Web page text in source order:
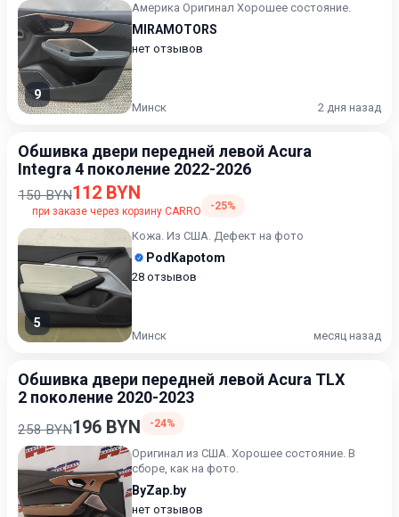
9
Америка Оригинал Хорошее состояние.
MIRAMOTORS
нет отзывов
Минск 2 дня назад
Обшивка двери передней левой Acura
Integra 4 поколение 2022-2026
150 BYN112 BYN
при заказе через корзину CARRO -25%
5
Кожа. Из США. Дефект на фото
PodKapotom
28 отзывов
Минск месяц назад
Обшивка двери передней левой Acura TLX
2 поколение 2020-2023
258 BYN196 BYN -24%
Оригинал из США. Хорошее состояние. В
сборе, как на фото.
ByZap.by
нет отзывов